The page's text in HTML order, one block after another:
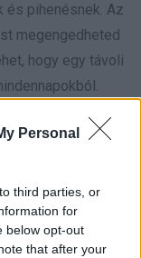
Personal
third parties, or
for
below opt-out
that after your
és pihenésnek. Az
megengedheted
hogy egy távoli
szerencsét
úton jársz majd,